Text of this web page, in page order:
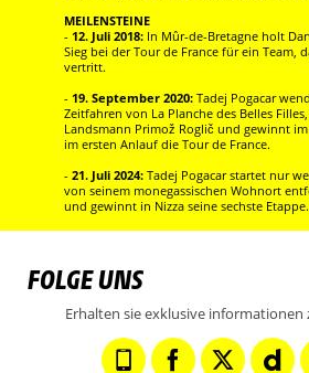
MEILENSTEINE
- 12. Juli 2018: In Mûr-de-Bretagne holt
Sieg bei der Tour de France für ein Team,
vertritt.
- 19. September 2020: Tadej Pogacar
Zeitfahren von La Planche des Belles
Landsmann Primož Roglič und gewinnt im
im ersten Anlauf die Tour de France.
- 21. Juli 2024: Tadej Pogacar startet nur
von seinem monegassischen Wohnort
und gewinnt in Nizza seine sechste Etappe.
FOLGE UNS
Erhalten sie exklusive informationen